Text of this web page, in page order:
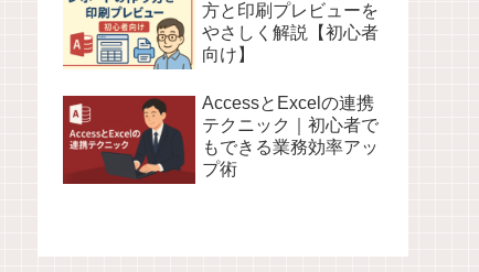
方と印刷プレビューを
やさしく解説【初心者
向け】
AccessとExcelの連携
テクニック｜初心者で
もできる業務効率アッ
プ術